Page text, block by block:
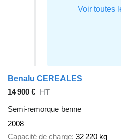
Benalu CEREALES
14 900 € HT
Semi-remorque benne
2008
Capacité de charge 32 220 kg